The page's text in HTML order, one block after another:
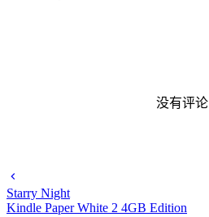
没有评论
Starry Night
Kindle Paper White 2 4GB Edition